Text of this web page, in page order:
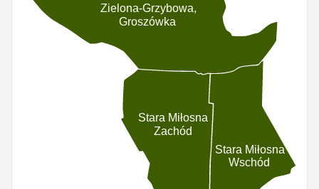
Stara Miłosna
Wschód
Stara Miłosna
Zachód
Zielona-Grzybowa,
Groszówka